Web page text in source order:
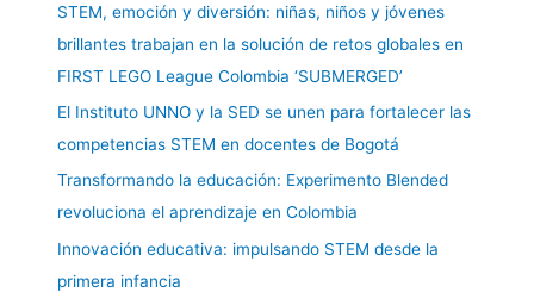
STEM, emoción y diversión: niñas, niños y jóvenes
brillantes trabajan en la solución de retos globales en
FIRST LEGO League Colombia ‘SUBMERGED’
El Instituto UNNO y la SED se unen para fortalecer las
competencias STEM en docentes de Bogotá
Transformando la educación: Experimento Blended
revoluciona el aprendizaje en Colombia
Innovación educativa: impulsando STEM desde la
primera infancia